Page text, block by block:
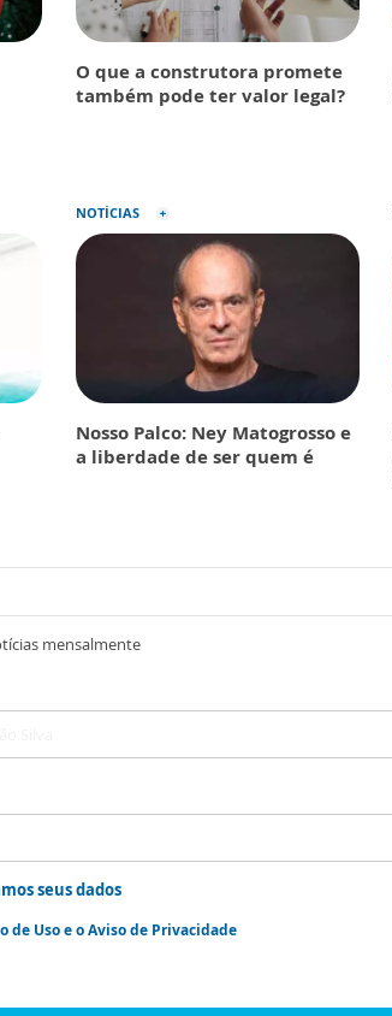
O que a construtora promete
também pode ter valor legal?
NOTÍCIAS
Nosso Palco: Ney Matogrosso e
a liberdade de ser quem é
mensalmente
seus dados
de Usoe oAviso de Privacidade